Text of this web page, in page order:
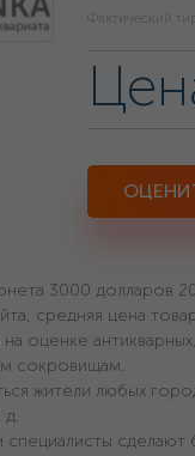
Фактический
3000 долларов
средняя цена
оценке
сокровищам.
жители любых
д.
сделают